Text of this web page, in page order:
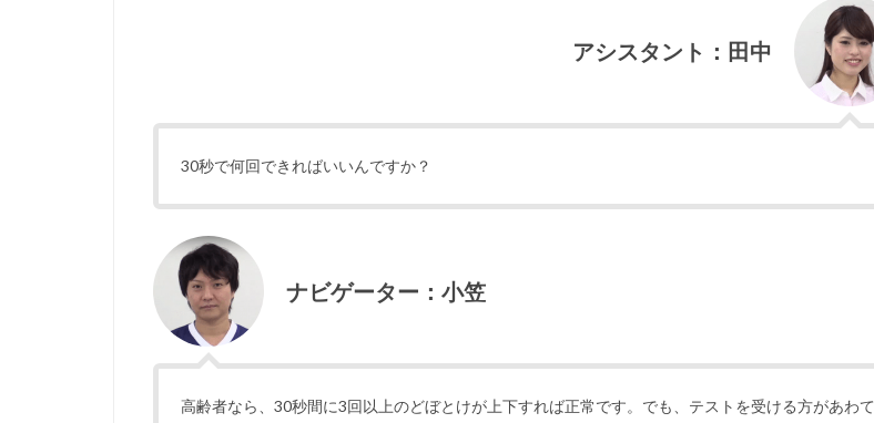
アシスタント：田中
30秒で何回できればいいんですか？
ナビゲーター：小笠
高齢者なら、30秒間に3回以上のどぼとけが上下すれば正常です。でも、テストを受ける方があわて